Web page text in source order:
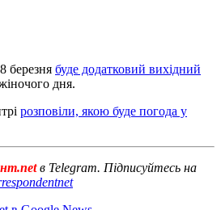
березня буде додатковий вихідний
дня.
розповіли, якою буде погода у
в Telegram. Підписуйтесь на